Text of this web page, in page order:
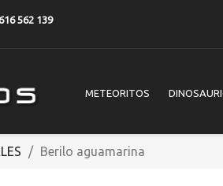
562 139
METEORITOS
Berilo aguamarina